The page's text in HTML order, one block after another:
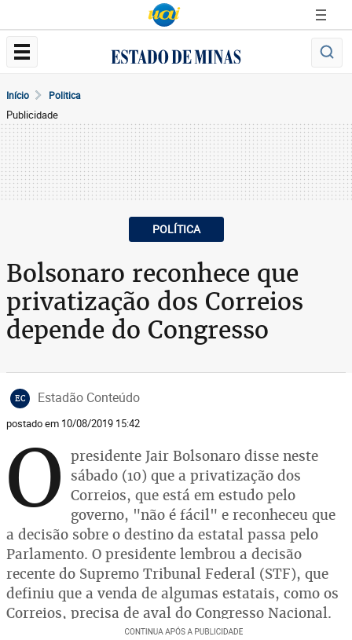
Início Politica
Publicidade
POLÍTICA
Bolsonaro reconhece que
privatização dos Correios
depende do Congresso
EC Estadão Conteúdo
postado em 10/08/2019 15:42
O presidente Jair Bolsonaro disse neste
sábado (10) que a privatização dos
Correios, que está em estudo pelo
governo, "não é fácil" e reconheceu que
a decisão sobre o destino da estatal passa pelo
Parlamento. O presidente lembrou a decisão
recente do Supremo Tribunal Federal (STF), que
definiu que a venda de algumas estatais, como os
Correios, precisa de aval do Congresso Nacional.